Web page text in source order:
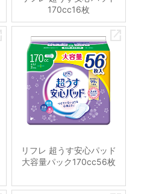
170cc16枚
リフレ 超うす安心パッド
大容量パック170cc56枚